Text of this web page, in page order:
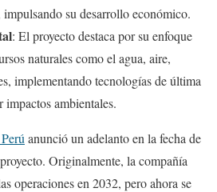
impulsando su desarrollo económico.
: El proyecto destaca por su enfoque
naturales como el agua, aire,
implementando tecnologías de última
impactos ambientales.
anunció un adelanto en la fecha de
Originalmente, la compañía
operaciones en 2032, pero ahora se